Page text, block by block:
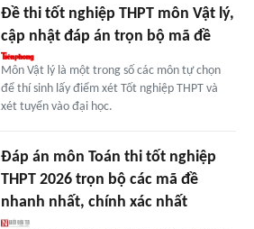
Đề thi tốt nghiệp THPT môn Vật lý,
cập nhật đáp án trọn bộ mã đề
Môn Vật lý là một trong số các môn tự chọn
để thí sinh lấy điểm xét Tốt nghiệp THPT và
xét tuyển vào đại học.
Đáp án môn Toán thi tốt nghiệp
THPT 2026 trọn bộ các mã đề
nhanh nhất, chính xác nhất